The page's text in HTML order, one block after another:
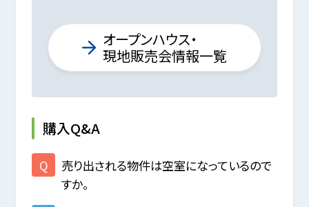
オープンハウス・
現地販売会情報一覧
購入Q&A
売り出される物件は空室になっているので
すか。